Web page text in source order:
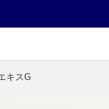
キスG